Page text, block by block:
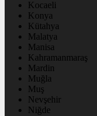
Kocaeli
Konya
Kütahya
Malatya
Manisa
Kahramanmaraş
Mardin
Muğla
Muş
Nevşehir
Niğde